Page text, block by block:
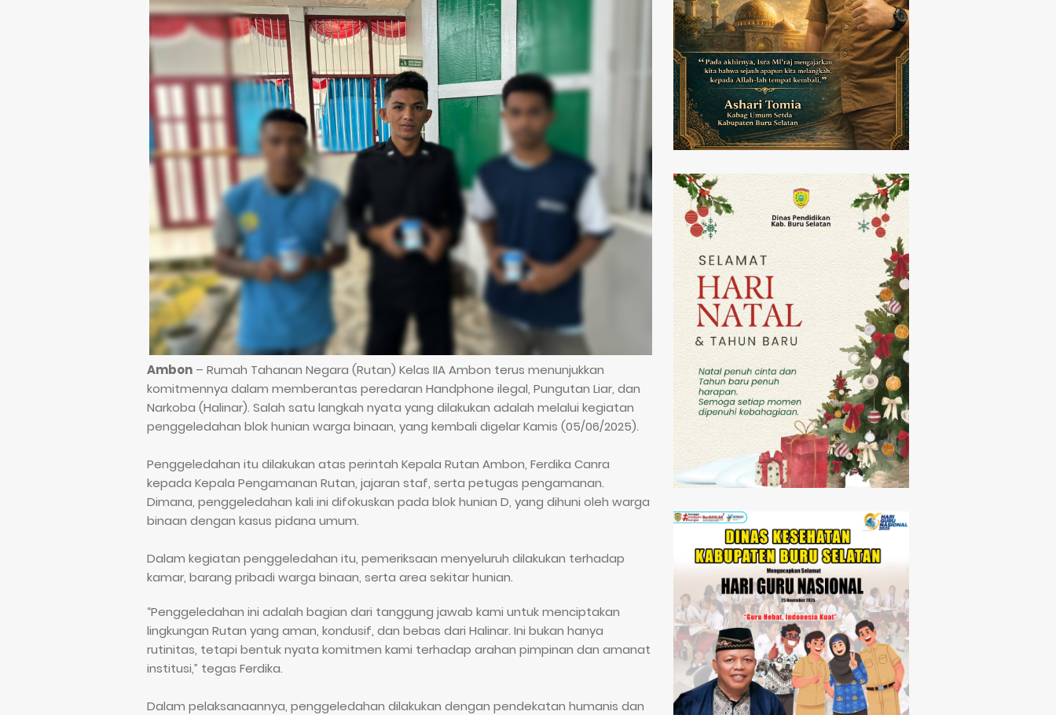
Ambon – Rumah Tahanan Negara (Rutan) Kelas IIA Ambon terus menunjukkan
komitmennya dalam memberantas peredaran Handphone ilegal, Pungutan Liar, dan
Narkoba (Halinar). Salah satu langkah nyata yang dilakukan adalah melalui kegiatan
penggeledahan blok hunian warga binaan, yang kembali digelar Kamis (05/06/2025).
Penggeledahan itu dilakukan atas perintah Kepala Rutan Ambon, Ferdika Canra
kepada Kepala Pengamanan Rutan, jajaran staf, serta petugas pengamanan.
Dimana, penggeledahan kali ini difokuskan pada blok hunian D, yang dihuni oleh warga
binaan dengan kasus pidana umum.
Dalam kegiatan penggeledahan itu, pemeriksaan menyeluruh dilakukan terhadap
kamar, barang pribadi warga binaan, serta area sekitar hunian.
“Penggeledahan ini adalah bagian dari tanggung jawab kami untuk menciptakan
lingkungan Rutan yang aman, kondusif, dan bebas dari Halinar. Ini bukan hanya
rutinitas, tetapi bentuk nyata komitmen kami terhadap arahan pimpinan dan amanat
institusi,” tegas Ferdika.
Dalam pelaksanaannya, penggeledahan dilakukan dengan pendekatan humanis dan